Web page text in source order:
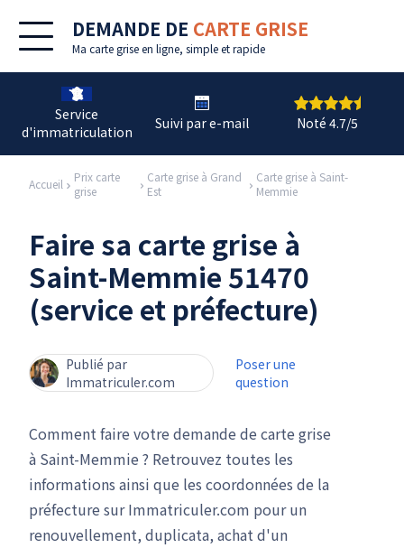
DEMANDE DE CARTE GRISE
Ma carte grise en ligne, simple et rapide
Service
d'immatriculation
Suivi par e-mail Noté 4.7/5
Accueil
Prix carte
grise
Carte grise à Grand
Est
Carte grise à Saint-
Memmie
Faire sa carte grise à
Saint-Memmie 51470
(service et préfecture)
Publié par
Immatriculer.com
Poser une
question
Comment faire votre demande de carte grise
à Saint-Memmie ? Retrouvez toutes les
informations ainsi que les coordonnées de la
préfecture sur Immatriculer.com pour un
renouvellement, duplicata, achat d'un